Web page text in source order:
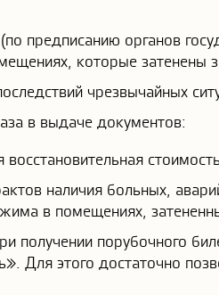
предписанию органов
которые затенены
чрезвычайных
в выдаче документов:
восстановительная
наличия больных,
в помещениях,
получении порубочного
Для этого достаточно